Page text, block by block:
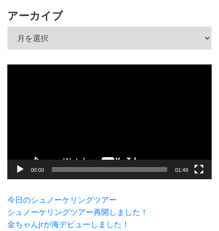
アーカイブ
00:00 01:49
今日のシュノーケリングツアー
シュノーケリングツアー再開しました！
金ちゃんjrが海デビューしました！